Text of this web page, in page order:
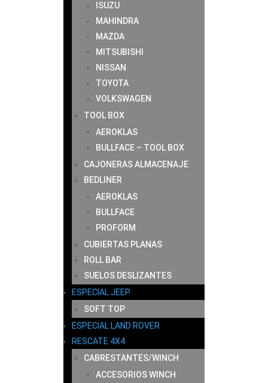
ISUZU
MAHINDRA
MAZDA
MITSUBISHI
NISSAN
TOYOTA
VOLKSWAGEN
TOOL BOX
AEROKLAS
BULLFACE – TOOL BOX
CAJONERAS ALMACENAJE
BEDLINER
AEROKLAS
BULLFACE
PROFORM
CUBIERTAS PLANAS
ROLL BAR
SUELOS DESLIZANTES
ESPECIAL JEEP
SOFT TOP
ESPECIAL LAND ROVER
RESCATE 4X4
CABRESTANTES/WINCH
ACCESORIOS WINCH